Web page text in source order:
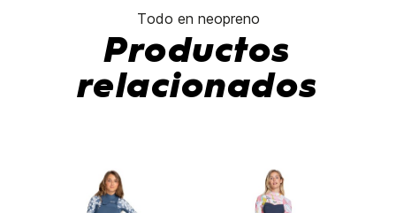
Todo en neopreno
Productos
relacionados